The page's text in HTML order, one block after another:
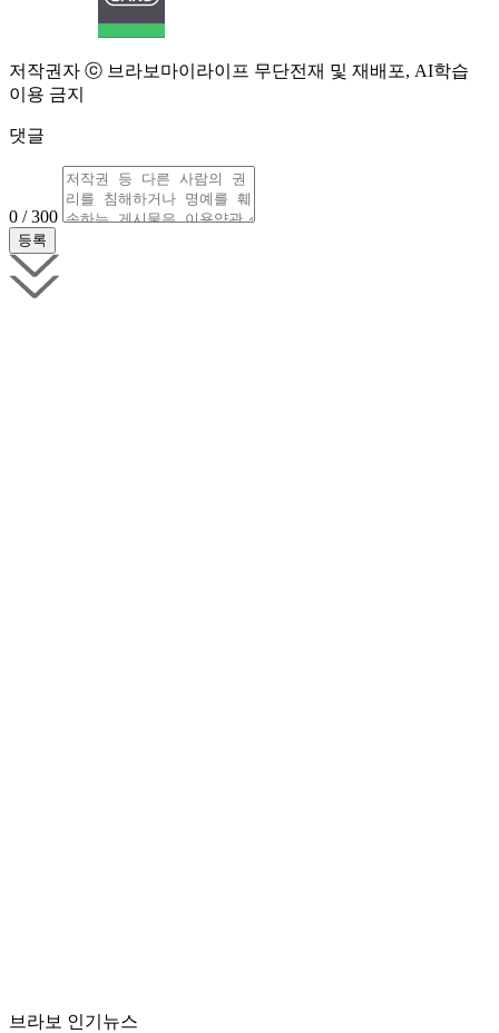
저작권자 ⓒ 브라보마이라이프 무단전재 및 재배포, AI학습
이용 금지
댓글
0 / 300
브라보 인기뉴스